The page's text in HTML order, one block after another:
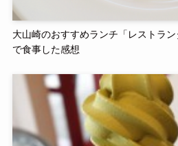
大山崎のおすすめランチ「レストラン
で食事した感想